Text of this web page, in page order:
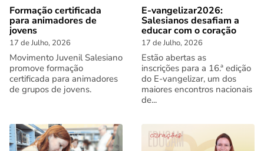
Formação certificada
para animadores de
jovens
17 de Julho, 2026
Movimento Juvenil Salesiano
promove formação
certificada para animadores
de grupos de jovens.
E-vangelizar2026:
Salesianos desafiam a
educar com o coração
17 de Julho, 2026
Estão abertas as
inscrições para a 16.ª edição
do E-vangelizar, um dos
maiores encontros nacionais
de...